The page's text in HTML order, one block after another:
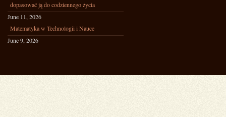
dopasować ją do codziennego życia
June 11, 2026
Matematyka w Technologii i Nauce
June 9, 2026